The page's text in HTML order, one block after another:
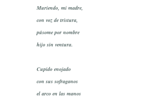
Muriendo, mi madre,
con voz de tristura,
púsome por nombre
hijo sin ventura.
Cupido enojado
con sus sofraganos
el arco en las manos